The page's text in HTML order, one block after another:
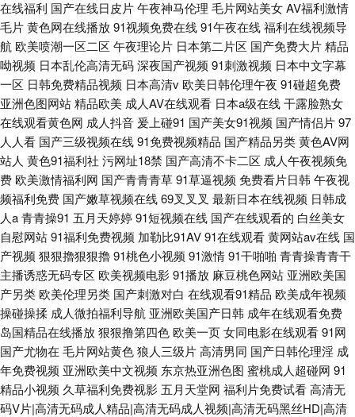
在线福利 国产在线日皮片午夜神马伦理 毛片网站美女AV福利激情
毛片黄色网在线播放91视频免费在线91午夜在线福利在线视频导
航 欧美喷潮一区二区 午夜理论片 日本第二片区 国产免费大片精品
呦视频 日本乱伦高清无码深夜国产视频 91刺激视频 日本中文字幕
一区 日韩免费精品视频 日本高清v 欧美日韩伦理午夜 91碰超免费
亚洲色图网站精品欧美 成人AV在线观看 日本a级在线干露脸熟女
在线观看黄色网 成人抖音 爰上碰91 国产美女91视频 国产情侣片97
人人看 国产三级视频在线91免费视频精品 国产精品另类黄色AV网
站人 黄色91福利社 污网址18禁 国产高清不卡二区 成人午夜视频免
费 欧美激情福利网 国产青青青草91草逼视频 免费看片日韩 午夜视
频福利免费 国产嫩草视频在线69叉叉叉 最新日本在线视频 日韩成
人a青青操91 五月天婷婷91短视频在线 国产在线观看的 白丝美女
自慰网站91福利免费视频 加勒比91AV91在线观看黄网站av在线 国
产视频 狠狠擼狠狠擼91桃色小视频 91激情91干啪啪 青青操青青干
主播诱惑无码专区 欧美视频电影91播放 麻豆桃色网站 亚洲欧美国
产另类 欧美伦理另类 国产刺激对白 在线观看91精品 欧美成年视频
操碰操揉 成人微拍福利导航 亚洲欧美国产日韩 成年在线观看免费
岛国精品在线播放狠狠撸第四色 欧美一页女同电影在线观看91网
国产尤物在 毛片网站黄色狼人三级片高清男同 国产日韩伦理淫 成
年免费视频 亚洲欧美中文视频 东京热亚洲色图 蜜桃成人超碰网 91
精品小视频 久草福利免费视影 五月天堂网 福利片免费试看高清无
码V片|高清无码成人精品|高清无码成人视频|高清无码黑丝HD|高清